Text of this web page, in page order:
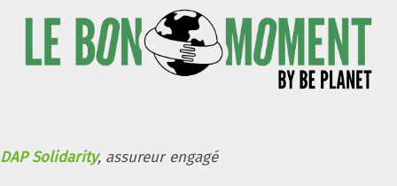
DAP Solidarity, assureur engagé